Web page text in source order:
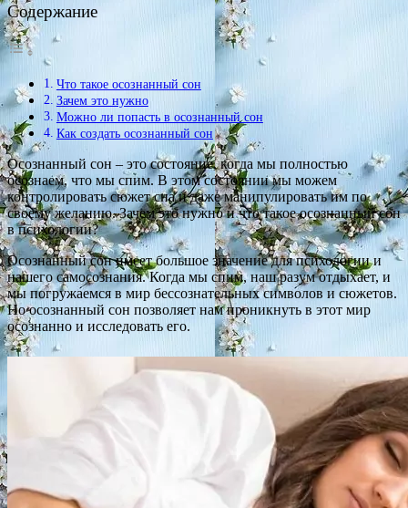
Содержание
Что такое осознанный сон
Зачем это нужно
Можно ли попасть в осознанный сон
Как создать осознанный сон
Осознанный сон – это состояние, когда мы полностью
осознаем, что мы спим. В этом состоянии мы можем
контролировать сюжет сна и даже манипулировать им по
своему желанию. Зачем это нужно и что такое осознанный сон
в психологии?
Осознанный сон имеет большое значение для психологии и
нашего самосознания. Когда мы спим, наш разум отдыхает, и
мы погружаемся в мир бессознательных символов и сюжетов.
Но осознанный сон позволяет нам проникнуть в этот мир
осознанно и исследовать его.